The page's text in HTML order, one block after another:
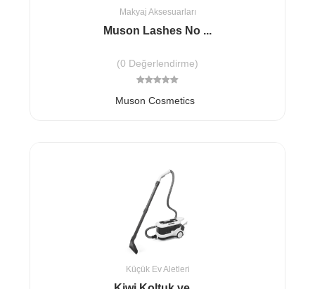
Makyaj Aksesuarları
Muson Lashes No ...
(0 Değerlendirme)
Muson Cosmetics
Küçük Ev Aletleri